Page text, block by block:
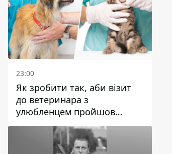
23:00
Як зробити так, аби візит
до ветеринара з
улюбленцем пройшов
спокійно: прості поради